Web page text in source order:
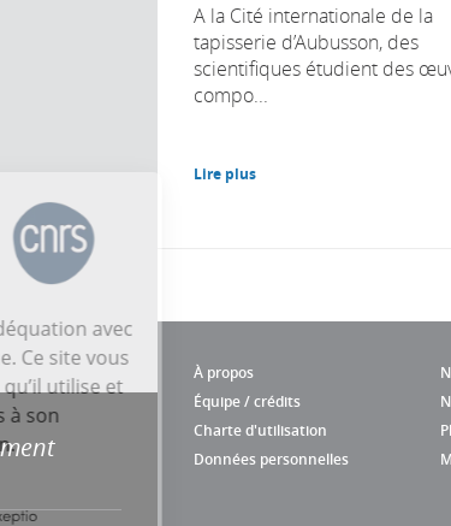
A la Cité internationale de la
tapisserie d’Aubusson, des
scientifiques étudient des
compo...
Lire plus
À propos
Équipe / crédits
Charte d'utilisation
Données personnelles
des
élaborée en adéquation avec
scientifique. Ce site vous
les cookies qu’il utilise et
nécessaires à son
amélioration.
certifiés par